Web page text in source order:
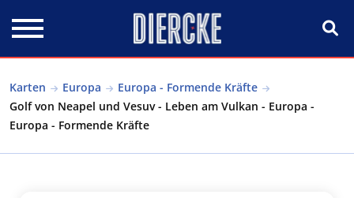
Karten Europa
Europa - Formende Kräfte
Golf von Neapel und Vesuv - Leben am Vulkan - Europa -
Europa - Formende Kräfte